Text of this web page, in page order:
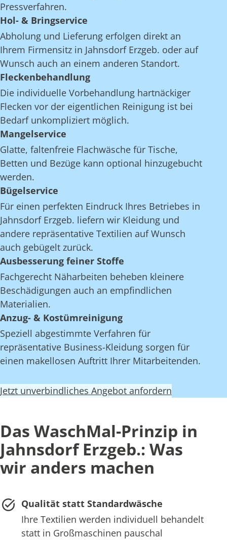
Pressverfahren.
Hol- & Bringservice
Abholung und Lieferung erfolgen direkt an
Ihrem Firmensitz in Jahnsdorf Erzgeb. oder auf
Wunsch auch an einem anderen Standort.
Fleckenbehandlung
Die individuelle Vorbehandlung hartnäckiger
Flecken vor der eigentlichen Reinigung ist bei
Bedarf unkompliziert möglich.
Mangelservice
Glatte, faltenfreie Flachwäsche für Tische,
Betten und Bezüge kann optional hinzugebucht
werden.
Bügelservice
Für einen perfekten Eindruck Ihres Betriebes in
Jahnsdorf Erzgeb. liefern wir Kleidung und
andere repräsentative Textilien auf Wunsch
auch gebügelt zurück.
Ausbesserung feiner Stoffe
Fachgerecht Näharbeiten beheben kleinere
Beschädigungen auch an empfindlichen
Materialien.
Anzug- & Kostümreinigung
Speziell abgestimmte Verfahren für
repräsentative Business-Kleidung sorgen für
einen makellosen Auftritt Ihrer Mitarbeitenden.
Jetzt unverbindliches Angebot anfordern
Das WaschMal-Prinzip in
Jahnsdorf Erzgeb.: Was
wir anders machen
Qualität statt Standardwäsche
Ihre Textilien werden individuell behandelt
statt in Großmaschinen pauschal